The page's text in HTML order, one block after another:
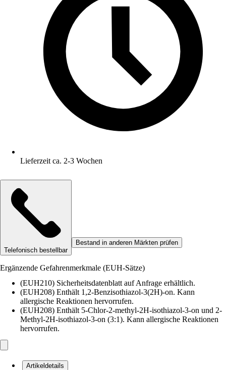
Lieferzeit ca. 2-3 Wochen
Telefonisch bestellbar
Bestand in anderen Märkten prüfen
Ergänzende Gefahrenmerkmale (EUH-Sätze)
(EUH210) Sicherheitsdatenblatt auf Anfrage erhältlich.
(EUH208) Enthält 1,2-Benzisothiazol-3(2H)-on. Kann
allergische Reaktionen hervorrufen.
(EUH208) Enthält 5-Chlor-2-methyl-2H-isothiazol-3-on und 2-
Methyl-2H-isothiazol-3-on (3:1). Kann allergische Reaktionen
hervorrufen.
Artikeldetails